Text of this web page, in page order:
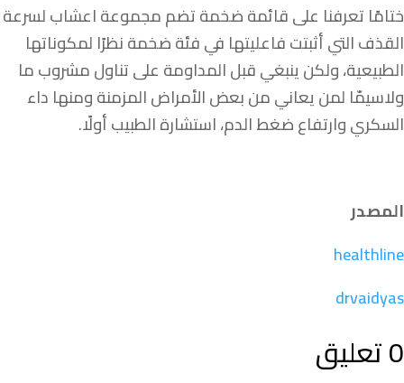
ختامًا تعرفنا على قائمة ضخمة تضم مجموعة اعشاب لسرعة
القذف التي أثبتت فاعليتها في فئة ضخمة نظرًا لمكوناتها
الطبيعية، ولكن ينبغي قبل المداومة على تناول مشروب ما
ولاسيمّا لمن يعاني من بعض الأمراض المزمنة ومنها داء
السكري وارتفاع ضغط الدم، استشارة الطبيب أولًا.
المصدر
healthline
drvaidyas
0 تعليق